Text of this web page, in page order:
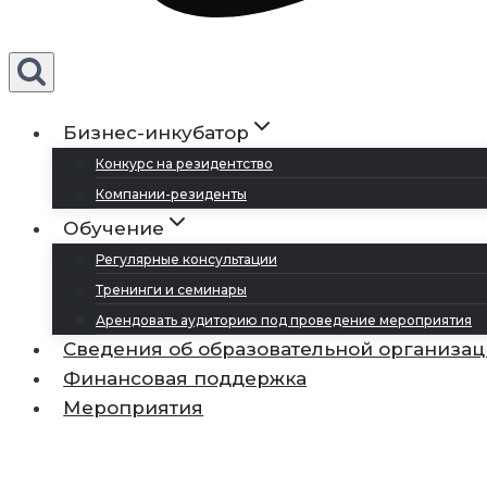
Бизнес-инкубатор
Конкурс на резидентство
Компании-резиденты
Обучение
Регулярные консультации
Тренинги и семинары
Арендовать аудиторию под проведение мероприятия
Сведения об образовательной
Финансовая поддержка
Мероприятия